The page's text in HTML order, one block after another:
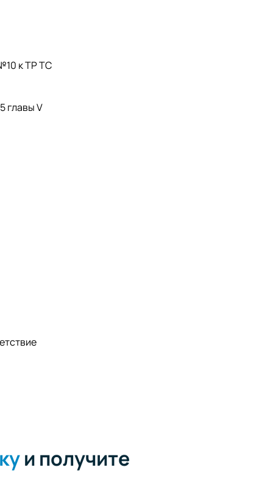
к ТР ТС
главы V
и получите